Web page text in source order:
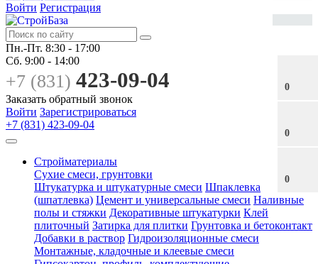
0
0
0
Войти Регистрация
Пн.-Пт. 8:30 - 17:00
Сб. 9:00 - 14:00
+7 (831) 423-09-04
Заказать обратный звонок
Войти Зарегистрироваться
+7 (831) 423-09-04
Стройматериалы
Сухие смеси, грунтовки
Штукатурка и штукатурные смеси Шпаклевка
(шпатлевка) Цемент и универсальные смеси Наливные
полы и стяжки Декоративные штукатурки Клей
плиточный Затирка для плитки Грунтовка и бетоконтакт
Добавки в раствор Гидроизоляционные смеси
Монтажные, кладочные и клеевые смеси